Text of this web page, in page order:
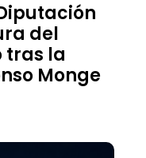
del
tras la
Monge